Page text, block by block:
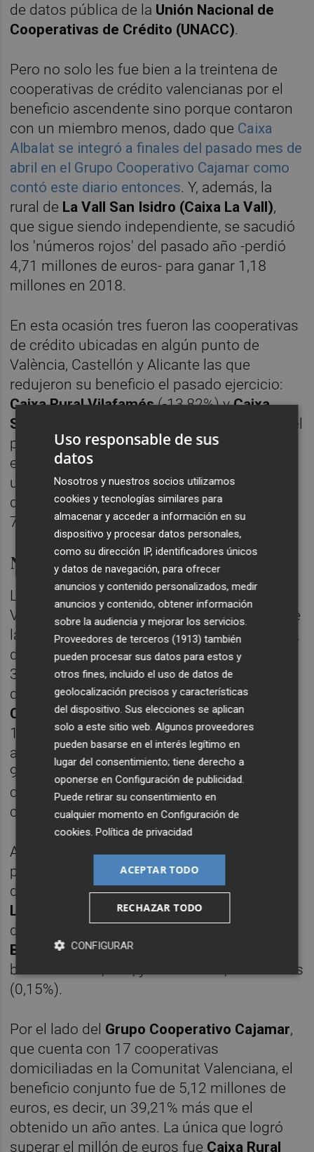
de datos pública de la Unión Nacional de
Cooperativas de Crédito (UNACC).
Pero no solo les fue bien a la treintena de
cooperativas de crédito valencianas por el
beneficio ascendente sino porque contaron
con un miembro menos, dado que Caixa
Albalat se integró a finales del pasado mes de
abril en el Grupo Cooperativo Cajamar como
contó este diario entonces. Y, además, la
rural de La Vall San Isidro (Caixa La Vall),
que sigue siendo independiente, se sacudió
los 'números rojos' del pasado año -perdió
4,71 millones de euros- para ganar 1,18
millones en 2018.
En esta ocasión tres fueron las cooperativas
de crédito ubicadas en algún punto de
València, Castellón y Alicante las que
redujeron su beneficio el pasado ejercicio:
Caixa Rural Vilafamés(-13,82%) yCaixa
Sant Vicent
(-6,72%), ambas integradas en el
primer grupo cooperativo español como es
el de
Cajamar
una de las trece q se mantiene al margen de
dicho grupo-, cuyo beneficio se recortó un
7,25% hasta los 1,73 millones de euros.
Números ascendentes
La vuelta a los 'números verdes' de Caixa La
Vall se dejó notar en el beneficio conjunto de
las cooperativas que siguen independientes,
dado lo mejoraron en un 55,07% hasta los
31,83 millones de euros. Ni que decir tiene
que una vez más la voz cantante la llevó la
Caja Rural Central de Orihuelaque ganó
10,89 millones, un 31,06% más que un año
antes. Tras ella se situóCaixa Popular
9,30 millones (+18,90%) y
Caixa Almassora
con 2,05 millones (+8,63%) completando el
cajón.
Asimismo, y las otras entidades 'solteras' en
presentar beneficios por encima del millón
de euros, además de las comentadas
La Vall
Caixa Rural de L'Alcúdia
de
Benicarlócon 1,02 millones tras repuntar el
beneficio un 3,93%, y
con 1,33 millones
(0,15%).
Por el lado del Grupo Cooperativo Cajamar,
que cuenta con 17 cooperativas
domiciliadas en la Comunitat Valenciana, el
beneficio conjunto fue de 5,12 millones de
euros, es decir, un 39,21% más que el
obtenido un año antes. La única que logró
superar el millón de euros fue Caixa Rural
Uso responsable de sus
datos
Nosotros y nuestros socios utilizamos
cookies y tecnologías similares para
almacenar y acceder a información en su
dispositivo y procesar datos personales,
como su dirección IP, identificadores únicos
y datos de navegación, para ofrecer
anuncios y contenido personalizados, medir
anuncios y contenido, obtener información
sobre la audiencia y mejorar los servicios.
Proveedores de terceros (1913) también
pueden procesar sus datos para estos y
otros fines, incluido el uso de datos de
geolocalización precisos y características
del dispositivo. Sus elecciones se aplican
solo a este sitio web. Algunos proveedores
pueden basarse en el interés legítimo en
lugar del consentimiento; tiene derecho a
oponerse enConfiguración de publicidad
Puede retirar su consentimiento en
cualquier momento enConfiguración de
cookies .Política de privacidad
ACEPTAR TODO
RECHAZAR TODO
CONFIGURAR